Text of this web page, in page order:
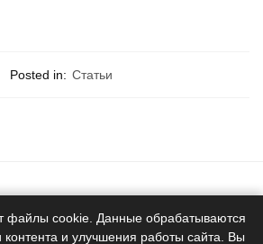
Posted in: Статьи
файлы cookie. Данные обрабатываются
контента и улучшения работы сайта. Вы